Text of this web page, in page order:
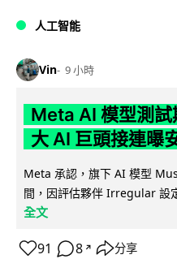
人工智能
Vin 9 小時
Meta AI 模型測
大 AI 巨頭接連曝
Meta 承認，旗下 AI 模型
間，因評估夥伴 Irregular 設
全文
91 8 ↗ 分享